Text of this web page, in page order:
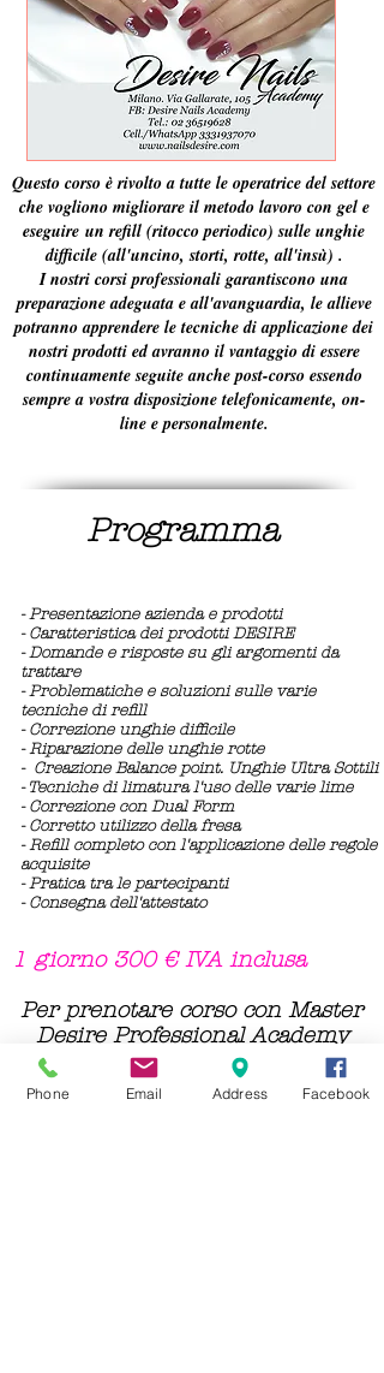
Questo corso è rivolto a tutte le operatrice del settore
che vogliono migliorare il metodo lavoro con gel e
eseguire un refill (ritocco periodico) sulle unghie
difficile (all'uncino, storti, rotte, all'insù) .
I nostri corsi professionali garantiscono una
preparazione adeguata e all'avanguardia, le allieve
potranno apprendere le tecniche di applicazione dei
nostri prodotti ed avranno il vantaggio di essere
continuamente seguite anche post-corso essendo
sempre a vostra disposizione telefonicamente, on-
line e personalmente.
Programma
- Presentazione azienda e prodotti
- Caratteristica dei prodotti DESIRE
- Domande e risposte su gli argomenti da
trattare
- Problematiche e soluzioni sulle varie
tecniche di refill
- Correzione unghie difficile
- Riparazione delle unghie rotte
- Creazione Balance point. Unghie Ultra Sottili
- Tecniche di limatura l'uso delle varie lime
- Correzione con Dual Form
- Corretto utilizzo della fresa
- Refill completo con l'applicazione delle regole
acquisite
- Pratica tra le partecipanti
- Consegna dell'attestato
1 giorno 300 € IVA inclusa
Per prenotare corso con Master
Desire Professional Academy
chiama al numero
3331937070
Corsi individuali. Vogliamo dare
Phone Email Address Facebook